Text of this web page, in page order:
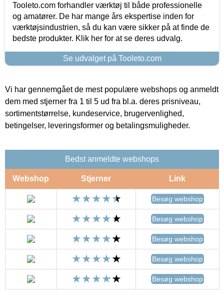
Tooleto.com forhandler værktøj til både professionelle
og amatører. De har mange års ekspertise inden for
værktøjsindustrien, så du kan være sikker på at finde de
bedste produkter. Klik her for at se deres udvalg.
Se udvalget på Tooleto.com
Vi har gennemgået de mest populære webshops og anmeldt
dem med stjerner fra 1 til 5 ud fra bl.a. deres prisniveau,
sortimentstørrelse, kundeservice, brugervenlighed,
betingelser, leveringsformer og betalingsmuligheder.
Bedst anmeldte webshops
Webshop Stjerner Link
Besøg webshop
Besøg webshop
Besøg webshop
Besøg webshop
Besøg webshop